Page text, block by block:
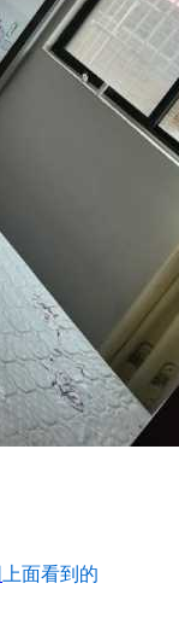
上面看到的